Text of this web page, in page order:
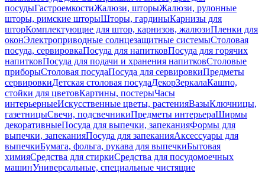
посудыГастроемкостиЖалюзи, шторыЖалюзи, рулонные
шторы, римские шторыШторы, гардиныКарнизы для
шторКомплектующие для штор, карнизов, жалюзиПленки для
оконЭлектроприводные солнцезащитные системыСтоловая
посуда, сервировкаПосуда для напитковПосуда для горячих
напитковПосуда для подачи и хранения напитковСтоловые
приборыСтоловая посудаПосуда для сервировкиПредметы
сервировкиДетская столовая посудаДекорЗеркалаКашпо,
стойки для цветовКартины, постерыЧасы
интерьерныеИскусственные цветы, растенияВазыКлючницы,
газетницыСвечи, подсвечникиПредметы интерьераШирмы
декоративныеПосуда для выпечки, запеканияФормы для
выпечки, запеканияПосуда для запеканияАксессуары для
выпечкиБумага, фольга, рукава для выпечкиБытовая
химияСредства для стиркиСредства для посудомоечных
машинУниверсальные, специальные чистящие